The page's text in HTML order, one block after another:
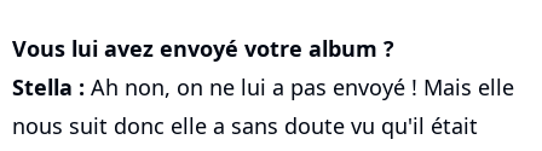
Vous lui avez envoyé votre album ?
Stella : Ah non, on ne lui a pas envoyé ! Mais elle
nous suit donc elle a sans doute vu qu'il était